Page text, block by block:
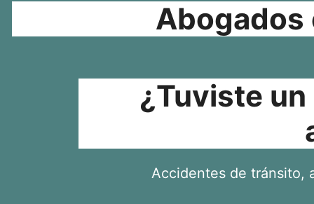
Abogados
¿Tuviste
Accidentes de tránsito,